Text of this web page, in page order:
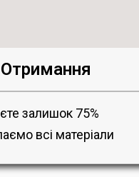
Отримання
залишок 75%
всі матеріали